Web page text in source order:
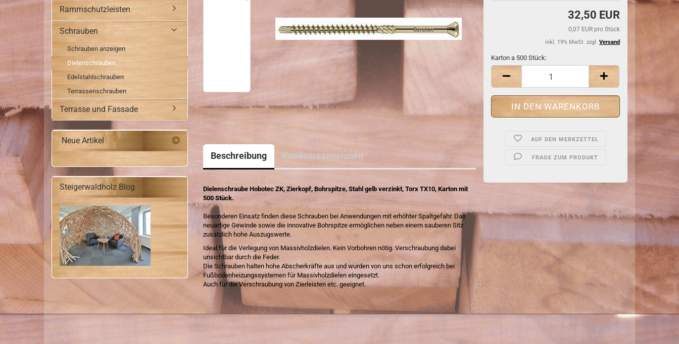
32,50 EUR
0,07 EUR pro Stück
inkl. 19% MwSt. zzgl. Versand
Karton a 500 Stück:
Karton
AUF DEN MERKZETTEL
FRAGE ZUM PRODUKT
Beschreibung Kundenrezensionen
Dielenschraube Hobotec ZK, Zierkopf, Bohrspitze, Stahl gelb verzinkt, Torx TX10, Karton mit
500 Stück.
Besonderen Einsatz finden diese Schrauben bei Anwendungen mit erhöhter Spaltgefahr. Das
neuartige Gewinde sowie die innovative Bohrspitze ermöglichen neben einem sauberen Sitz
zusätzlich hohe Auszugswerte.
Ideal für die Verlegung von Massivholzdielen. Kein Vorbohren nötig. Verschraubung dabei
unsichtbar durch die Feder.
Die Schrauben halten hohe Abscherkräfte aus und wurden von uns schon erfolgreich bei
Fußbodenheizungssystemen für Massivholzdielen eingesetzt.
Auch für die Verschraubung von Zierleisten etc. geeignet.
Rammschutzleisten
Schrauben
Schrauben anzeigen
Dielenschrauben
Edelstahlschrauben
Terrassenschrauben
Terrasse und Fassade
Neue Artikel
Steigerwaldholz Blog